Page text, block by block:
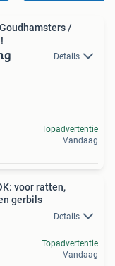
/
Details
Topadvertentie
Vandaag
voor ratten,
gerbils
Details
Topadvertentie
Vandaag